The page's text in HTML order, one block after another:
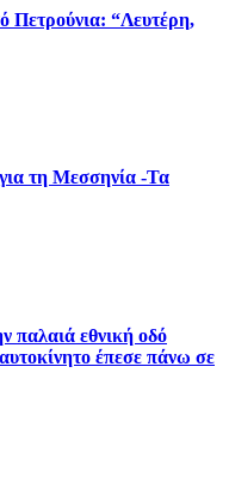
Πετρούνια: “Λευτέρη,
τη Μεσσηνία -Τα
παλαιά εθνική οδό
έπεσε πάνω σε